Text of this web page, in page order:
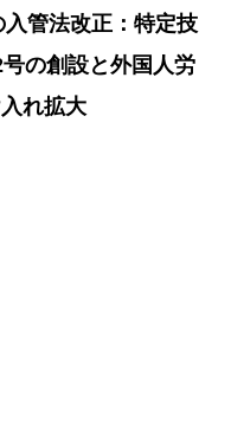
入管法改正：特定技
の創設と外国人労
れ拡大